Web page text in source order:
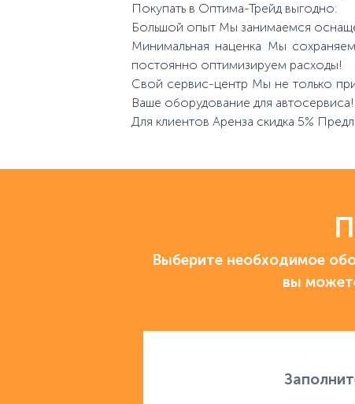
Покупать в Оптима-Трейд выгодно:
Большой опыт Мы занимаемся
Минимальная наценка Мы
постоянно оптимизируем расходы!
Свой сервис-центр Мы не только
Ваше оборудование для автосервиса!
Для клиентов Аренза скидка 5%
Выберите необходимое
вы